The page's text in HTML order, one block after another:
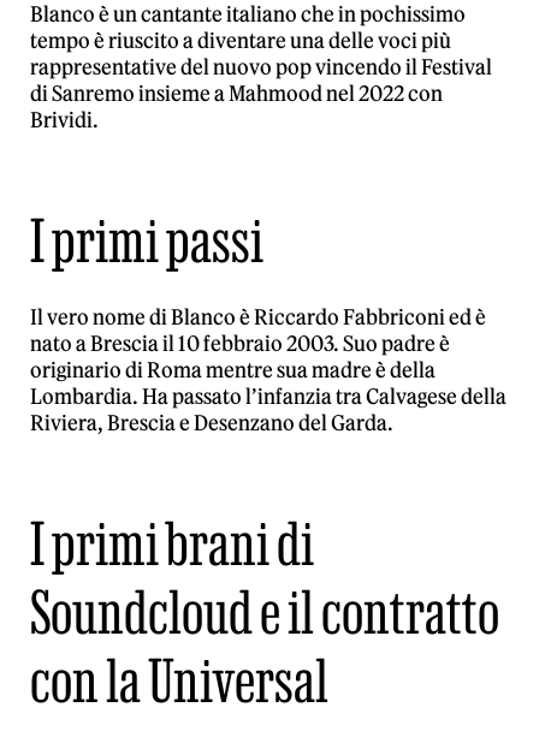
Blanco è un cantante italiano che in pochissimo
tempo è riuscito a diventare una delle voci più
rappresentative del nuovo pop vincendo il Festival
di Sanremo insieme a Mahmood nel 2022 con
Brividi.
I primi passi
Il vero nome di Blanco è Riccardo Fabbriconi ed è
nato a Brescia il 10 febbraio 2003. Suo padre è
originario di Roma mentre sua madre è della
Lombardia. Ha passato l’infanzia tra Calvagese della
Riviera, Brescia e Desenzano del Garda.
I primi brani di
Soundcloud e il contratto
con la Universal